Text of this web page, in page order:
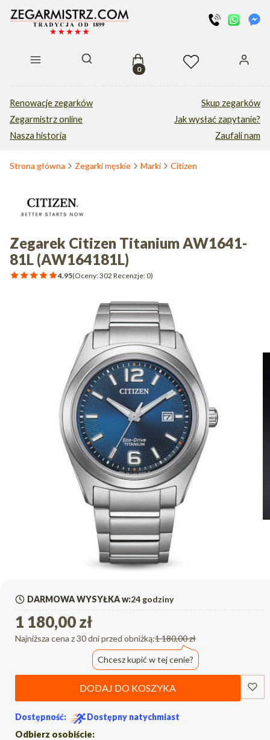
Otwórz wyszukiwarkęProdukty w koszyku: 0. Zobacz
Renowacje zegarków
Zegarmistrz online
Nasza historia
Skup zegarków
Jak wysłać zapytanie?
Zaufali nam
Strona główna Zegarki męskie Marki Citizen
Zegarek Citizen Titanium AW1641-
81L (AW164181L)
4.95(Oceny: 302 Recenzje: 0)
DARMOWA WYSYŁKA w:24 godziny
1 180,00 zł
Najniższa cena z 30 dni przed obniżką:1 180,00 zł
Chcesz kupić w tej cenie?
DODAJ DO KOSZYKA
Dostępność:
Dostępny natychmiast
Odbierz osobiście: